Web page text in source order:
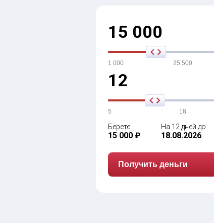
15 000
1 000 25 500
12
5 18
Берете
15 000 ₽
На 12 дней до
18.08.2026
Получить деньги